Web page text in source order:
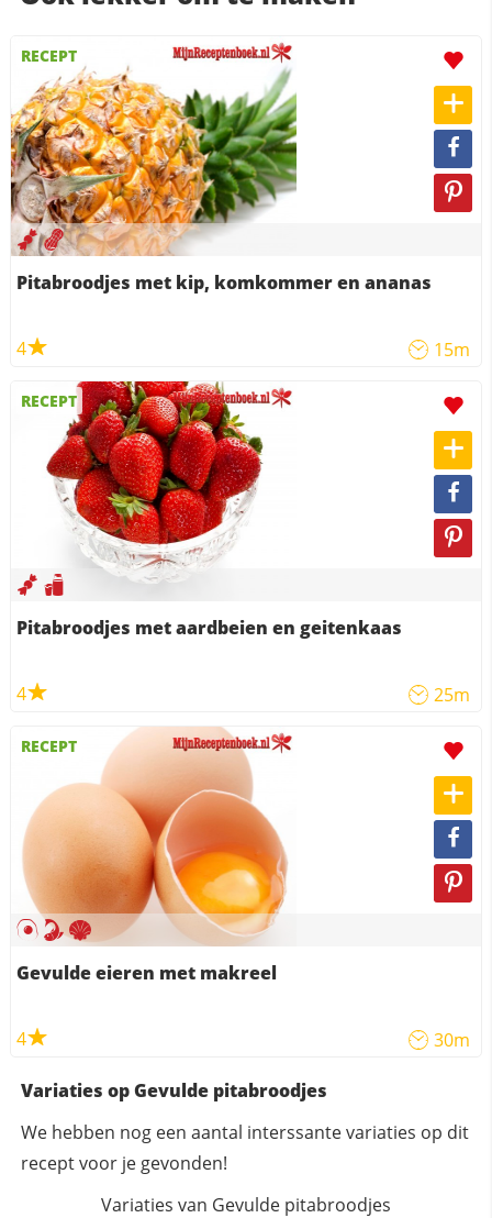
RECEPT
Pitabroodjes met kip, komkommer en ananas
4 15m
RECEPT
Pitabroodjes met aardbeien en geitenkaas
4 25m
RECEPT
Gevulde eieren met makreel
4 30m
Variaties op Gevulde pitabroodjes
We hebben nog een aantal interssante variaties op dit
recept voor je gevonden!
Variaties van Gevulde pitabroodjes